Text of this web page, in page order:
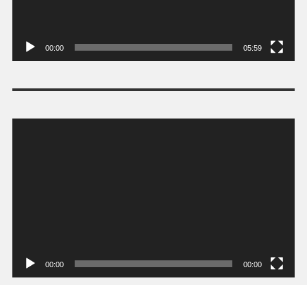
00:00 05:59
00:00 00:00